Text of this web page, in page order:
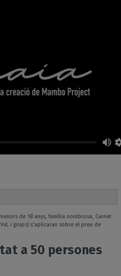
de 18 anys, família nombrosa, Carnet
VxL i grups) s'aplicaran sobre el preu de
a 50 persones